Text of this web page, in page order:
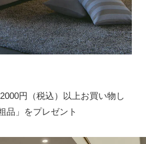
円（税込）以上お買い物し
品」をプレゼント